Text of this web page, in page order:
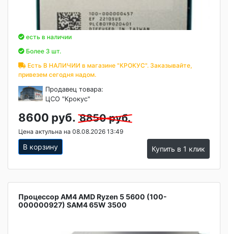
есть в наличии
Более 3 шт.
Есть В НАЛИЧИИ в магазине "КРОКУС". Заказывайте,
привезем сегодня надом.
Продавец товара:
ЦСО "Крокус"
8600 руб. 8850 руб.
Цена актульна на 08.08.2026 13:49
В корзину Купить в 1 клик
Процессор AM4 AMD Ryzen 5 5600 (100-
000000927) SAM4 65W 3500